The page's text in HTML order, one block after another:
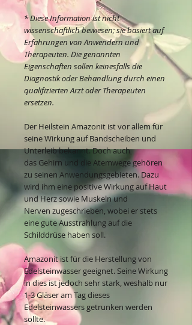
* Diese Information ist nicht
wissenschaftlich bewiesen; sie basiert auf
Erfahrungen von Anwendern und
Therapeuten. Die genannten
Eigenschaften sollen keinesfalls die
Diagnostik oder Behandlung durch einen
qualifizierten Arzt oder Therapeuten
ersetzen.
Der Heilstein Amazonit ist vor allem für
seine Wirkung auf Bandscheiben und
Unterleib bekannt. Doch auch
das Gehirn und die Atemwege gehören
zu seinen Anwendungsgebieten. Dazu
wird ihm eine positive Wirkung auf Haut
und Herz sowie Muskeln und
Nerven zugeschrieben, wobei er stets
eine gute Ausstrahlung auf die
Schilddrüse haben soll.
Amazonit ist für die Herstellung von
Edelsteinwasser geeignet. Seine Wirkung
in dies ist jedoch sehr stark, weshalb nur
1-3 Gläser am Tag dieses
Edelsteinwassers getrunken werden
sollte.